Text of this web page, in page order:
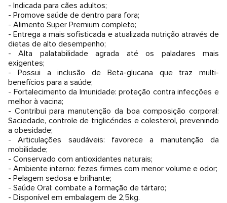
- Indicada para cães adultos;
- Promove saúde de dentro para fora;
- Alimento Super Premium completo;
- Entrega a mais sofisticada e atualizada nutrição através de
dietas de alto desempenho;
- Alta palatabilidade agrada até os paladares mais
exigentes;
- Possui a inclusão de Beta-glucana que traz multi-
benefícios para a saúde;
- Fortalecimento da Imunidade: proteção contra infecções e
melhor à vacina;
- Contribui para manutenção da boa composição corporal:
Saciedade, controle de triglicérides e colesterol, prevenindo
a obesidade;
- Articulações saudáveis: favorece a manutenção da
mobilidade;
- Conservado com antioxidantes naturais;
- Ambiente interno: fezes firmes com menor volume e odor;
- Pelagem sedosa e brilhante;
- Saúde Oral: combate a formação de tártaro;
- Disponível em embalagem de 2,5kg.